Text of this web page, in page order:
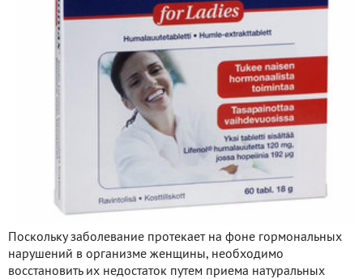
Поскольку заболевание протекает на фоне гормональных
нарушений в организме женщины, необходимо
восстановить их недостаток путем приема натуральных